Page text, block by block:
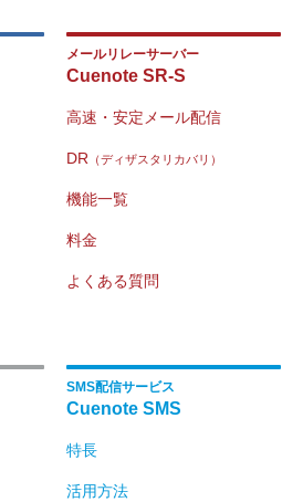
メールリレーサーバー
Cuenote SR-S
高速・安定メール配信
DR （ディザスタリカバリ）
機能一覧
料金
よくある質問
SMS配信サービス
Cuenote SMS
特長
活用方法